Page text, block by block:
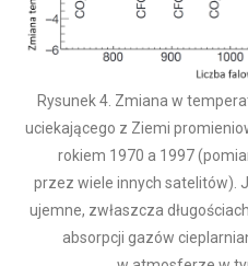
Rysunek 4. Zmiana w
uciekającego z Ziemi
rokiem 1970 a 1997
przez wiele innych satelitów).
ujemne, zwłaszcza
absorpcji gazów